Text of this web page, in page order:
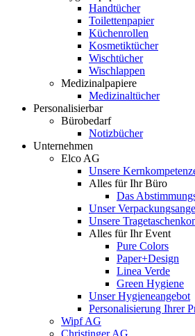
Handtücher
Toilettenpapier
Küchenrollen
Kosmetiktücher
Wischtücher
Wischlappen
Medizinalpapiere
Medizinaltücher
Personalisierbar
Bürobedarf
Notizbücher
Unternehmen
Elco AG
Unsere
Alles für Ihr Büro
Das
Unser
Unsere
Alles für Ihr Event
Pure Colors
Paper+Design
Linea Verde
Green Hygiene
Unser Hygieneangebot
Personalisierung Ihrer
Wipf AG